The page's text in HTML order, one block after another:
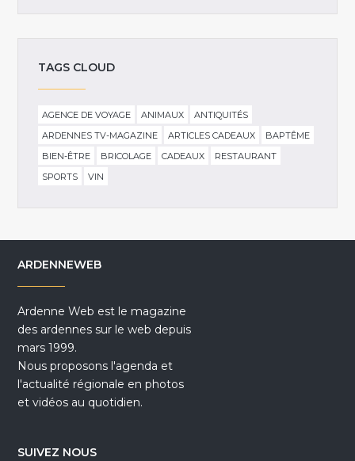
TAGS CLOUD
AGENCE DE VOYAGE ANIMAUX
ANTIQUITÉS
ARDENNES TV-MAGAZINE
ARTICLES CADEAUX
BAPTÊME
BIEN-ÊTRE
BRICOLAGE CADEAUX
RESTAURANT
SPORTS
VIN
ARDENNEWEB
Ardenne Web est le magazine
des ardennes sur le web depuis
mars 1999.
Nous proposons l'agenda et
l'actualité régionale en photos
et vidéos au quotidien.
SUIVEZ NOUS